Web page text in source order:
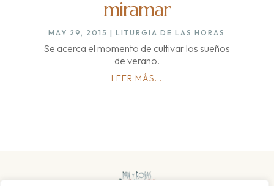
miramar
MAY 29, 2015 |LITURGIA DE LAS HORAS
Se acerca el momento de cultivar los sueños
de verano.
LEER MÁS...